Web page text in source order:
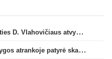
S. Adali: „Besiktas“ klubas dirba ties D. Vlahovičiaus atvykimu“
V. Dambrausko ekipa Čempionų lygos atrankoje patyrė skaudžią nesėkmę